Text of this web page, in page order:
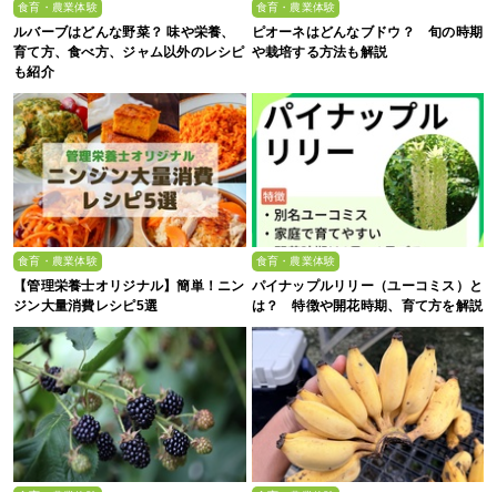
食育・農業体験
ルバーブはどんな野菜？ 味や栄養、
育て方、食べ方、ジャム以外のレシピ
も紹介
食育・農業体験
ピオーネはどんなブドウ？ 旬の時期
や栽培する方法も解説
食育・農業体験
【管理栄養士オリジナル】簡単！ニン
ジン大量消費レシピ5選
食育・農業体験
パイナップルリリー（ユーコミス）と
は？ 特徴や開花時期、育て方を解説